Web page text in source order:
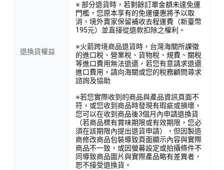
退換貨權益
※ 部分退貨時，若剩餘訂單金額未達免運
門檻，您原本享有的免運優惠將予以取
消，境外賣家保留補收去程運費（新臺幣
195元）並直接從退款扣除之權利。
※火箭跨境商品退貨時，台灣海關所課徵
的進口稅、營業稅、貨物稅、規費、關稅
等進口費用無法退還，若您有意請求退還
進口費用，請向海關或您的稅務顧問尋求
諮詢及協助
※若您實際收到的商品與產品資訊頁面不
符，或您收到商品時發現有瑕疵或損壞，
您可以在收到商品後3個月內申請退換貨
（若商品標有賞味期限或有效期限，您必
須在該期限內提出退貨申請），但因製造
商修改商品包裝導致頁面顯示內容與實際
商品不一致，或因螢幕設定或拍攝條件不
同導致商品圖片與實際產品略有差異者，
恕不接受退換貨。